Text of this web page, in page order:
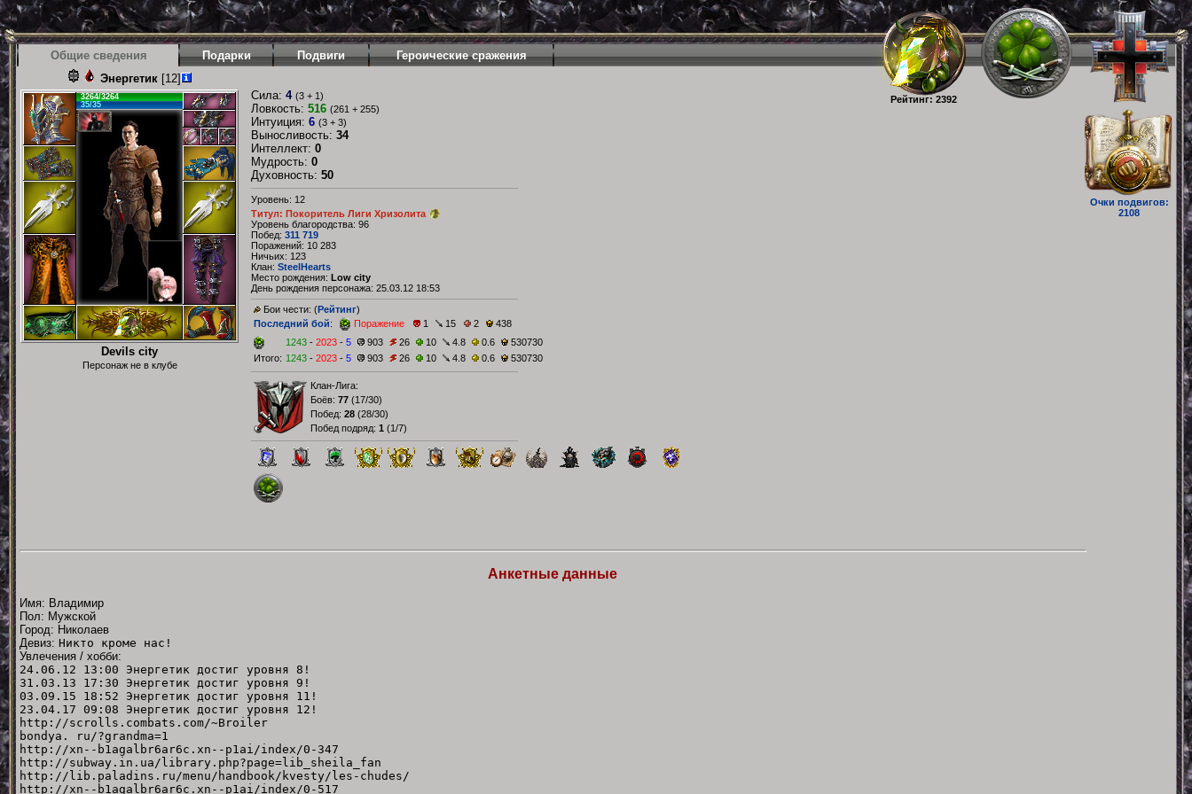
Рейтинг: 2392
Очки подвигов:
2108
Общие сведения Подарки Подвиги
Героические сражения
Энергетик[12]
3264/3264
35/35
Devils city
Персонаж не в клубе
Сила: 4 (3 + 1)
Ловкость: 516 (261 + 255)
Интуиция: 6 (3 + 3)
Выносливость: 34
Интеллект: 0
Мудрость: 0
Духовность: 50
Уровень: 12
Титул: Покоритель Лиги Хризолита
Уровень благородства: 96
Побед: 311 719
Поражений: 10 283
Ничьих: 123
Клан: SteelHearts
Место рождения: Low city
День рождения персонажа: 25.03.12 18:53
Бои чести: (Рейтинг)
Последний бой: Поражение 1 15 2
438
1243 - 2023 - 5 903 26 10 4.8 0.6
530730
Итого: 1243 - 2023 - 5 903 26 10 4.8 0.6 530730
Клан-Лига:
Боёв: 77 (17/30)
Побед: 28 (28/30)
Побед подряд: 1 (1/7)
Анкетные данные
Имя: Владимир
Пол: Мужской
Город: Николаев
Девиз: Никто кроме нас!
Увлечения / хобби:
24.06.12 13:00 Энергетик достиг уровня 8!
31.03.13 17:30 Энергетик достиг уровня 9!
03.09.15 18:52 Энергетик достиг уровня 11!
23.04.17 09:08 Энергетик достиг уровня 12!
http://scrolls.combats.com/~Broiler
bondya. ru/?grandma=1
http://xn--b1agalbr6ar6c.xn--p1ai/index/0-347
http://subway.in.ua/library.php?page=lib_sheila_fan
http://lib.paladins.ru/menu/handbook/kvesty/les-chudes/
http://xn--b1agalbr6ar6c.xn--p1ai/index/0-517